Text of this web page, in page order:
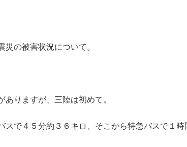
の被害状況について。
りますが、三陸は初めて。
スで４５分約３６キロ、そこから特急バスで１時